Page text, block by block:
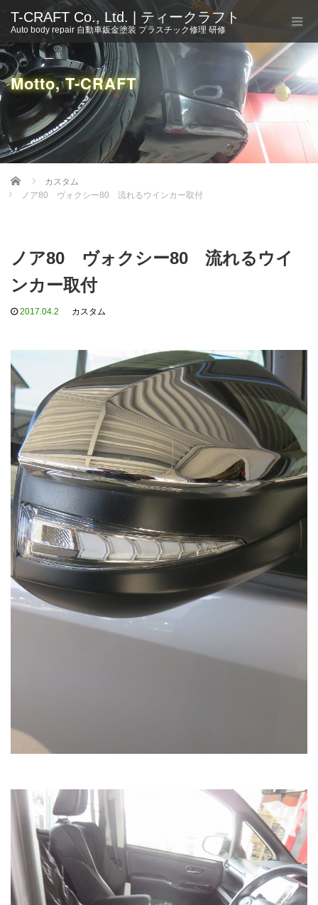
T-CRAFT Co., Ltd. | ティークラフト
Auto body repair 自動車鈑金塗装 プラスチック修理 研修
Motto, T-CRAFT
Home
カスタム
ノア80 ヴォクシー80 流れるウインカー取付
ノア80 ヴォクシー80 流れるウイ
ンカー取付
2017.04.2 カスタム